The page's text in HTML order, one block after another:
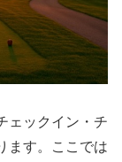
ェックイン・チ
ます。ここでは